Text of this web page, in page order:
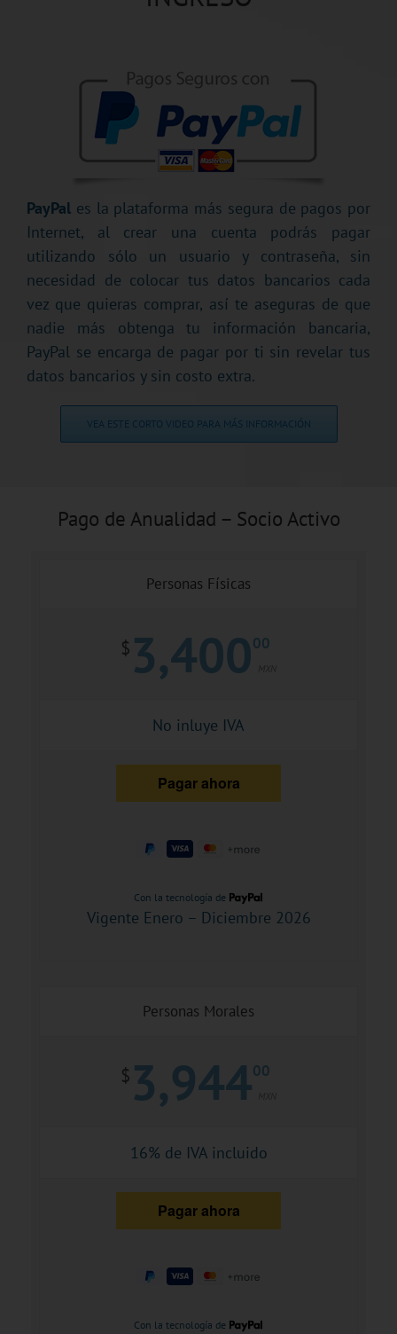
PayPal es la plataforma más segura de pagos por
Internet, al crear una cuenta podrás pagar
utilizando sólo un usuario y contraseña, sin
necesidad de colocar tus datos bancarios cada
vez que quieras comprar, así te aseguras de que
nadie más obtenga tu información bancaria,
PayPal se encarga de pagar por ti sin revelar tus
datos bancarios y sin costo extra.
VEA ESTE CORTO VIDEO PARA MÁS INFORMACIÓN
Pago de Anualidad – Socio Activo
Personas Físicas
$ 3,40000
No inluye IVA
Con la tecnología de
Vigente Enero – Diciembre 2026
Personas Morales
$ 3,94400
16% de IVA incluido
Con la tecnología de